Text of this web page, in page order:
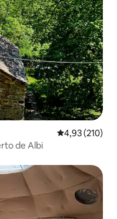
4,93 de uma
4,93 (210)
de Albi